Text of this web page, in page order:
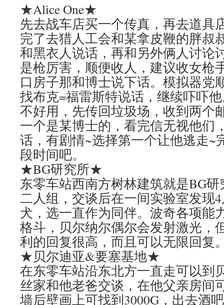
★Alice One★
先去战车店买一个传真，再去道具
完了去猎人工会和某拿皮鞭的胖叔
和黑衣人说话，再和另外俩人讨论
是枪厉害，顺便收人，建议收女枪
口房子那和博士说下话。模拟器党
找布克=福雷斯特说话，继续吓吓
不好用，先传回垃圾场，收到两个
一个是某博士的，看完信无视他们
话，有剧情~选择第一个让他逃走~
段时间吧。
★BG研究所★
东零车站西南方树林建筑就是BG
二人组，交谈后在一间实验室发现
犬，选一直作为同伴。波奇各项能
格斗，贝尔纳尔偶尔会发射激光，
利的回复很高，而且可以无限回复
★贝尔迪亚&要塞基地★
在东零车站沿东北方一直走可以到
丝家和他老爸交谈，在他父亲房间
墙后壁画上可找到3000G，出去酒